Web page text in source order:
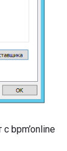
bpm’online